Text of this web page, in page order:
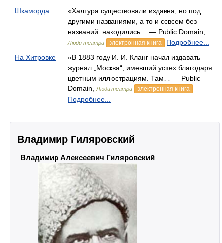
Шкаморда
«Халтура существовали издавна, но под
другими названиями, а то и совсем без
названий: находились… — Public Domain,
Люди театра электронная книга
Подробнее...
На Хитровке
«В 1883 году И. И. Кланг начал издавать
журнал „Москва“, имевший успех благодаря
цветным иллюстрациям. Там… — Public
Domain,
Люди театра электронная книга
Подробнее...
Владимир Гиляровский
Владимир Алексеевич Гиляровский